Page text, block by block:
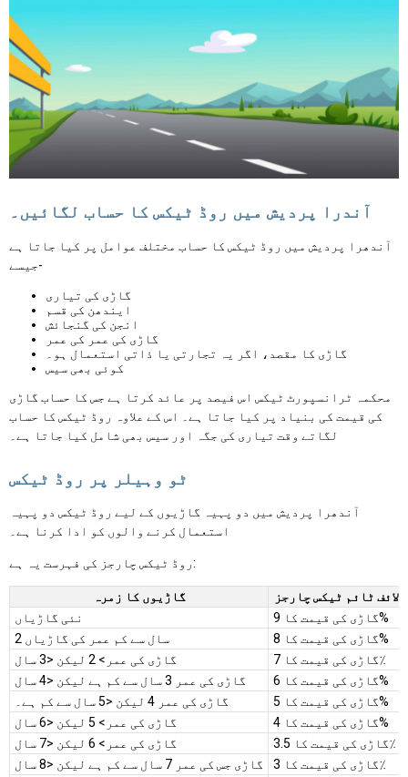
آندرا پردیش میں روڈ ٹیکس کا حساب لگائیں۔
آندھرا پردیش میں روڈ ٹیکس کا حساب مختلف عوامل پر کیا جاتا ہے
جیسے-
گاڑی کی تیاری
ایندھن کی قسم
انجن کی گنجائش
گاڑی کی عمر کی عمر
گاڑی کا مقصد، اگر یہ تجارتی یا ذاتی استعمال ہو۔
کوئی بھی سیس
محکمہ ٹرانسپورٹ ٹیکس اس فیصد پر عائد کرتا ہے جس کا حساب گاڑی
کی قیمت کی بنیاد پر کیا جاتا ہے۔ اس کے علاوہ روڈ ٹیکس کا حساب
لگاتے وقت تیاری کی جگہ اور سیس بھی شامل کیا جاتا ہے۔
ٹو وہیلر پر روڈ ٹیکس
آندھرا پردیش میں دو پہیہ گاڑیوں کے لیے روڈ ٹیکس دو پہیہ
استعمال کرنے والوں کو ادا کرنا ہے۔
روڈ ٹیکس چارجز کی فہرست یہ ہے:
گاڑیوں کا زمرہ
لائف ٹائم ٹیکس چارجز
نئی گاڑیاں
گاڑی کی قیمت کا 9%
2 سال سے کم عمر کی گاڑیاں
گاڑی کی قیمت کا 8%
گاڑی کی عمر> 2 لیکن <3 سال
گاڑی کی قیمت کا 7٪
گاڑی کی عمر 3 سال سے کم ہے لیکن <4 سال
گاڑی کی قیمت کا 6%
گاڑی کی عمر 4 لیکن <5 سال سے کم ہے۔
گاڑی کی قیمت کا 5%
گاڑی کی عمر> 5 لیکن <6 سال
گاڑی کی قیمت کا 4%
گاڑی کی عمر> 6 لیکن <7 سال
گاڑی کی قیمت کا 3.5٪
گاڑی جس کی عمر 7 سال سے کم ہے لیکن <8 سال
گاڑی کی قیمت کا 3٪